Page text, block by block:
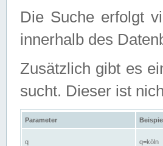
Die Suche erfolgt
innerhalb des
Zusätzlich gibt es
sucht. Dieser ist
Parameter
q q=köln